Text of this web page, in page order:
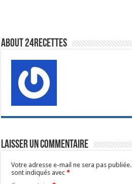
About 24recettes
Laisser un commentaire
Votre adresse e-mail ne sera pas publiée.
sont indiqués avec*